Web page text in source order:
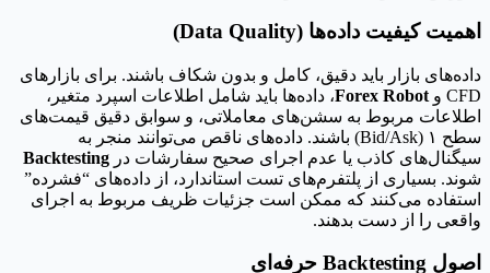
اهمیت کیفیت داده‌ها (Data Quality)
داده‌های بازار باید دقیق، کامل و بدون شکاف باشند. برای بازارهای
CFD و
Forex Robot، داده‌ها باید شامل اطلاعات اسپرد متغیر،
اطلاعات مربوط به سشن‌های معاملاتی، و سوابق دقیق قیمت‌های
سطح ۱ (Bid/Ask) باشند. داده‌های ناقص می‌توانند منجر به
سیگنال‌های کاذب یا عدم اجرای صحیح سفارشات در Backtesting
شوند. بسیاری از پلتفرم‌های تست استاندارد، از داده‌های “فشرده”
استفاده می‌کنند که ممکن است جزئیات ظریف مربوط به اجرای
واقعی را از دست بدهند.
اصول Backtesting حرفه‌ای